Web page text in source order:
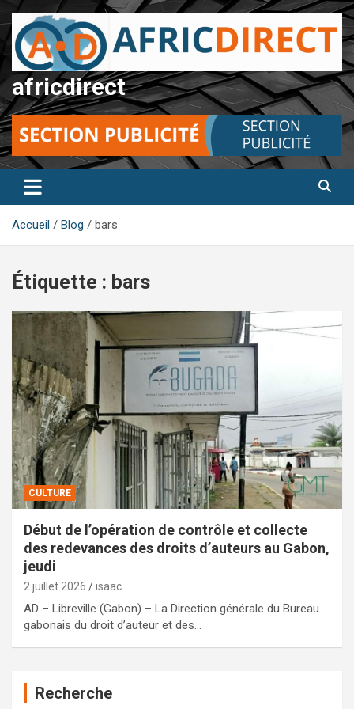
Aller
au
contenu
africdirect
Accueil Blog bars
Étiquette : bars
CULTURE
Début de l’opération de contrôle et collecte
des redevances des droits d’auteurs au Gabon,
jeudi
2 juillet 2026 isaac
AD – Libreville (Gabon) – La Direction générale du Bureau
gabonais du droit d’auteur et des…
Recherche